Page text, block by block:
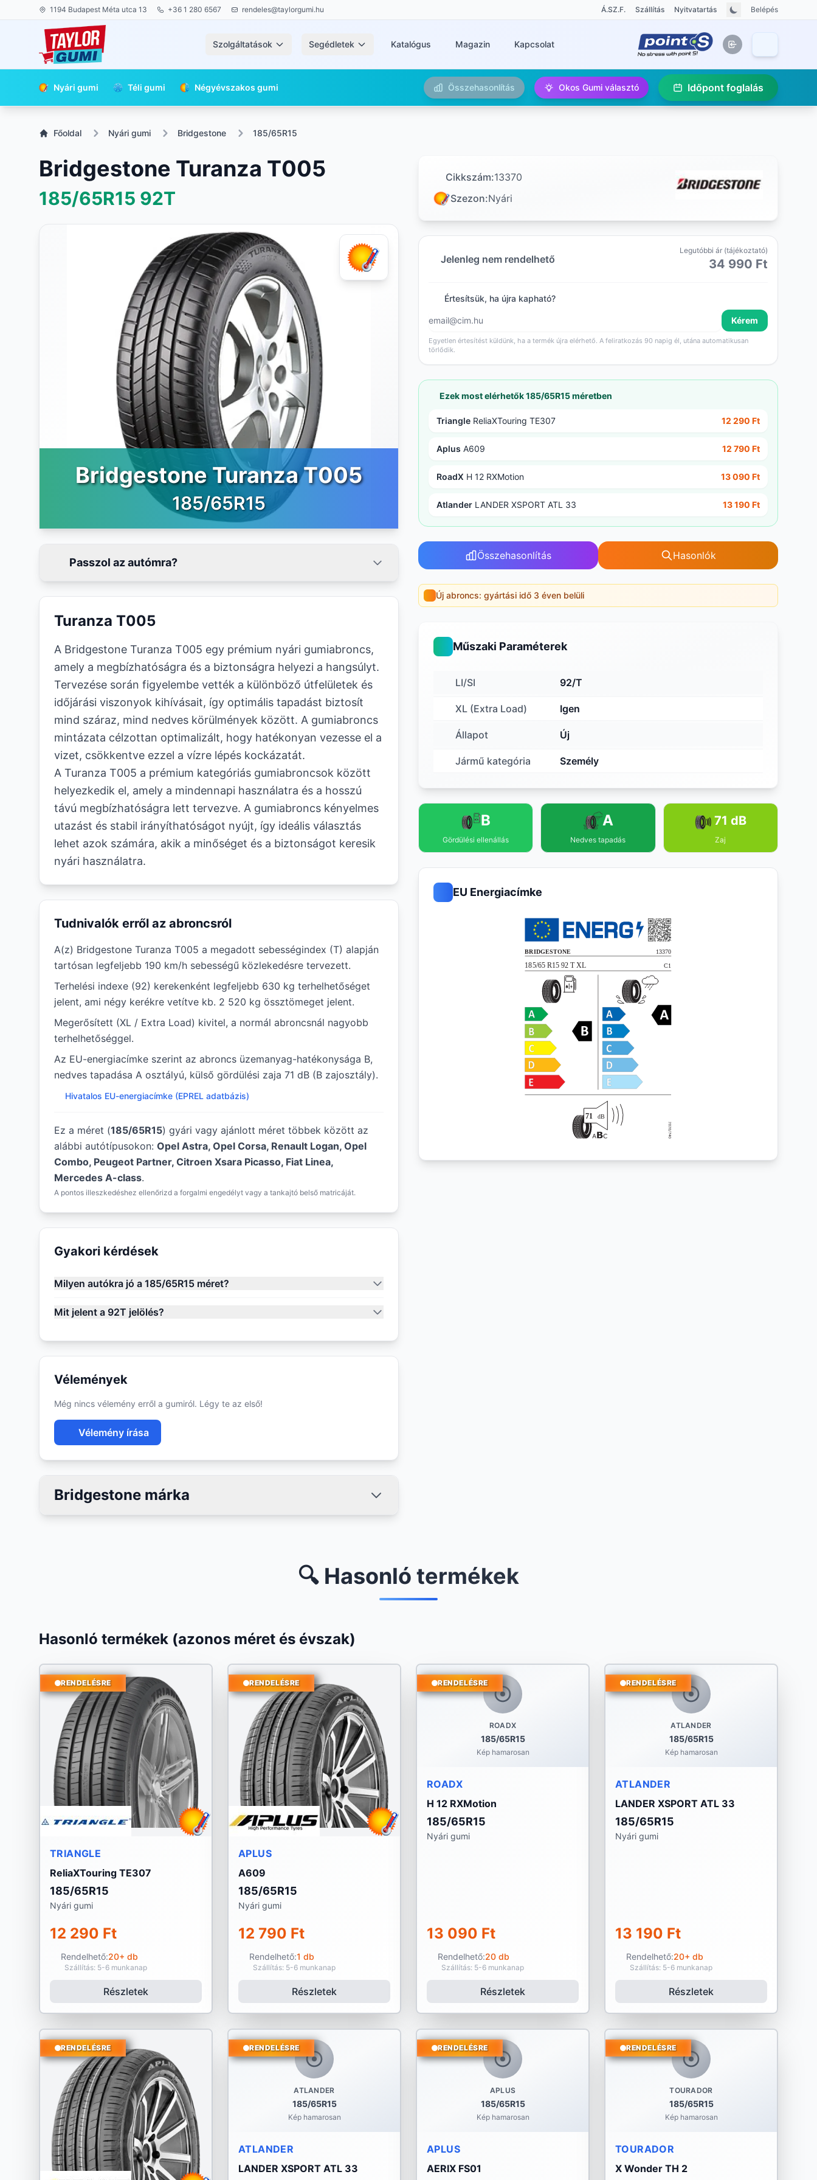
1194 Budapest Méta utca 13 +36 1 280 6567 rendeles@taylorgumi.hu Á.SZ.F. Szállítás Nyitvatartás Belépés
Szolgáltatások Segédletek Katalógus Magazin Kapcsolat
Nyári gumi Téli gumi Négyévszakos gumi Összehasonlítás Okos Gumi választó Időpont foglalás
Főoldal Nyári gumi Bridgestone 185/65R15
Bridgestone Turanza T005
185/65R15 92T
Bridgestone Turanza T005
185/65R15
Passzol az autómra?
Turanza T005
A Bridgestone Turanza T005 egy prémium nyári gumiabroncs,
amely a megbízhatóságra és a biztonságra helyezi a hangsúlyt.
Tervezése során figyelembe vették a különböző útfelületek és
időjárási viszonyok kihívásait, így optimális tapadást biztosít
mind száraz, mind nedves körülmények között. A gumiabroncs
mintázata célzottan optimalizált, hogy hatékonyan vezesse el a
vizet, csökkentve ezzel a vízre lépés kockázatát.
A Turanza T005 a prémium kategóriás gumiabroncsok között
helyezkedik el, amely a mindennapi használatra és a hosszú
távú megbízhatóságra lett tervezve. A gumiabroncs kényelmes
utazást és stabil irányíthatóságot nyújt, így ideális választás
lehet azok számára, akik a minőséget és a biztonságot keresik
nyári használatra.
Tudnivalók erről az abroncsról
A(z) Bridgestone Turanza T005 a megadott sebességindex (T) alapján
tartósan legfeljebb 190 km/h sebességű közlekedésre tervezett.
Terhelési indexe (92) kerekenként legfeljebb 630 kg terhelhetőséget
jelent, ami négy kerékre vetítve kb. 2 520 kg össztömeget jelent.
Megerősített (XL / Extra Load) kivitel, a normál abroncsnál nagyobb
terhelhetőséggel.
Az EU-energiacímke szerint az abroncs üzemanyag-hatékonysága B,
nedves tapadása A osztályú, külső gördülési zaja 71 dB (B zajosztály).
Hivatalos EU-energiacímke (EPREL adatbázis)
Ez a méret (185/65R15) gyári vagy ajánlott méret többek között az
alábbi autótípusokon: Opel Astra, Opel Corsa, Renault Logan, Opel
Combo, Peugeot Partner, Citroen Xsara Picasso, Fiat Linea,
Mercedes A-class.
A pontos illeszkedéshez ellenőrizd a forgalmi engedélyt vagy a tankajtó belső matricáját.
Gyakori kérdések
Milyen autókra jó a 185/65R15 méret?
Mit jelent a 92T jelölés?
Vélemények
Még nincs vélemény erről a gumiról. Légy te az első!
Vélemény írása
Bridgestone márka
Cikkszám:13370
Szezon:Nyári
Jelenleg nem rendelhető
Legutóbbi ár (tájékoztató)
34 990 Ft
Értesítsük, ha újra kapható?
Kérem
Egyetlen értesítést küldünk, ha a termék újra elérhető. A feliratkozás 90 napig él, utána automatikusan
törlődik.
Ezek most elérhetők 185/65R15 méretben
Triangle ReliaXTouring TE307 12 290 Ft
Aplus A609 12 790 Ft
RoadX H 12 RXMotion 13 090 Ft
Atlander LANDER XSPORT ATL 33 13 190 Ft
Összehasonlítás Hasonlók
Új abroncs: gyártási idő 3 éven belüli
Műszaki Paraméterek
LI/SI 92/T
XL (Extra Load) Igen
Állapot Új
Jármű kategória Személy
B
Gördülési ellenállás
A
Nedves tapadás
71 dB
Zaj
EU Energiacímke
🔍 Hasonló termékek
Hasonló termékek (azonos méret és évszak)
RENDELÉSRE
TRIANGLE
ReliaXTouring TE307
185/65R15
Nyári gumi
12 290 Ft
Rendelhető:20+ db
Szállítás: 5-6 munkanap
Részletek
RENDELÉSRE
APLUS
A609
185/65R15
Nyári gumi
12 790 Ft
Rendelhető:1 db
Szállítás: 5-6 munkanap
Részletek
ROADX
185/65R15
Kép hamarosan
RENDELÉSRE
ROADX
H 12 RXMotion
185/65R15
Nyári gumi
13 090 Ft
Rendelhető:20 db
Szállítás: 5-6 munkanap
Részletek
ATLANDER
185/65R15
Kép hamarosan
RENDELÉSRE
ATLANDER
LANDER XSPORT ATL 33
185/65R15
Nyári gumi
13 190 Ft
Rendelhető:20+ db
Szállítás: 5-6 munkanap
Részletek
RENDELÉSRE
ATLANDER
185/65R15
Kép hamarosan
RENDELÉSRE
ATLANDER
LANDER XSPORT ATL 33
APLUS
185/65R15
Kép hamarosan
RENDELÉSRE
APLUS
AERIX FS01
TOURADOR
185/65R15
Kép hamarosan
RENDELÉSRE
TOURADOR
X Wonder TH 2